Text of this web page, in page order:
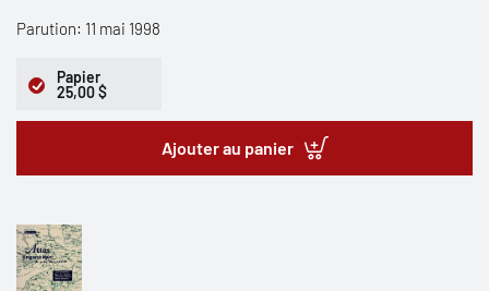
Parution: 11 mai 1998
Papier
25,00 $
Ajouter au panier